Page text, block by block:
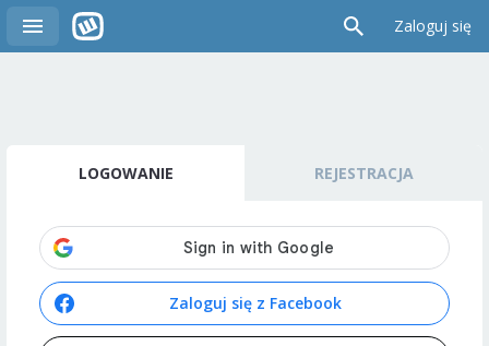
Zaloguj się
LOGOWANIE REJESTRACJA
Zaloguj się z Facebook